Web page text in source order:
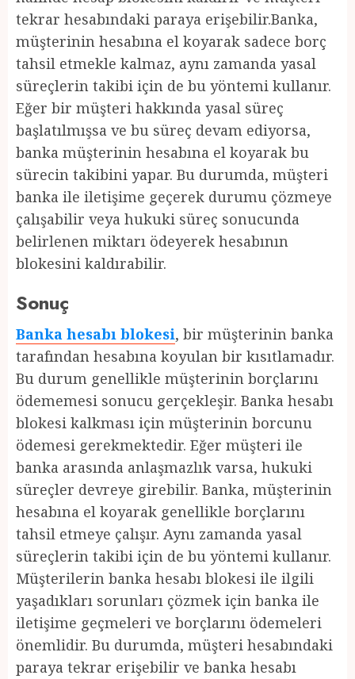
tekrar hesabındaki paraya erişebilir.Banka,
müşterinin hesabına el koyarak sadece borç
tahsil etmekle kalmaz, aynı zamanda yasal
süreçlerin takibi için de bu yöntemi kullanır.
Eğer bir müşteri hakkında yasal süreç
başlatılmışsa ve bu süreç devam ediyorsa,
banka müşterinin hesabına el koyarak bu
sürecin takibini yapar. Bu durumda, müşteri
banka ile iletişime geçerek durumu çözmeye
çalışabilir veya hukuki süreç sonucunda
belirlenen miktarı ödeyerek hesabının
blokesini kaldırabilir.
Sonuç
Banka hesabı blokesi, bir müşterinin banka
tarafından hesabına koyulan bir kısıtlamadır.
Bu durum genellikle müşterinin borçlarını
ödememesi sonucu gerçekleşir. Banka hesabı
blokesi kalkması için müşterinin borcunu
ödemesi gerekmektedir. Eğer müşteri ile
banka arasında anlaşmazlık varsa, hukuki
süreçler devreye girebilir. Banka, müşterinin
hesabına el koyarak genellikle borçlarını
tahsil etmeye çalışır. Aynı zamanda yasal
süreçlerin takibi için de bu yöntemi kullanır.
Müşterilerin banka hesabı blokesi ile ilgili
yaşadıkları sorunları çözmek için banka ile
iletişime geçmeleri ve borçlarını ödemeleri
önemlidir. Bu durumda, müşteri hesabındaki
paraya tekrar erişebilir ve banka hesabı